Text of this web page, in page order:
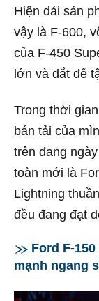
Hiện dải sản
vậy là F-600,
của F-450
lớn và đắt để
Trong thời
bán tải của
trên đang
toàn mới là
Lightning
đều đang đạt
Ford F-
mạnh ngang